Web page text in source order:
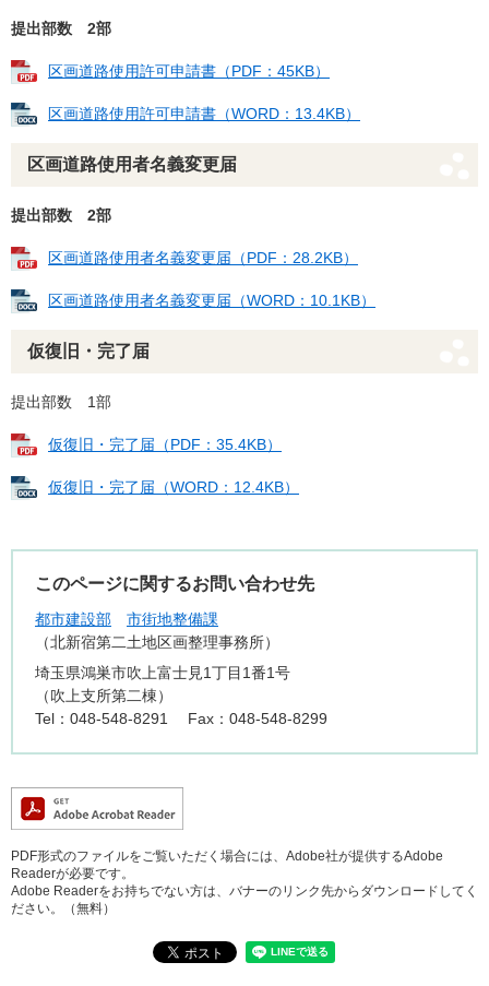
提出部数 2部
区画道路使用許可申請書（PDF：45KB）
区画道路使用許可申請書（WORD：13.4KB）
区画道路使用者名義変更届
提出部数 2部
区画道路使用者名義変更届（PDF：28.2KB）
区画道路使用者名義変更届（WORD：10.1KB）
仮復旧・完了届
提出部数 1部
仮復旧・完了届（PDF：35.4KB）
仮復旧・完了届（WORD：12.4KB）
このページに関するお問い合わせ先
都市建設部
市街地整備課
北新宿第二土地区画整理事務所
埼玉県鴻巣市吹上富士見1丁目1番1号
（吹上支所第二棟）
Tel：048-548-8291
Fax：048-548-8299
PDF形式のファイルをご覧いただく場合には、Adobe社が提供するAdobe
Readerが必要です。
Adobe Readerをお持ちでない方は、バナーのリンク先からダウンロードしてく
ださい。（無料）